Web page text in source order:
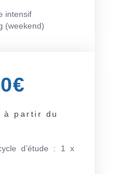
intensif
(weekend)
à partir du
d’étude : 1 x